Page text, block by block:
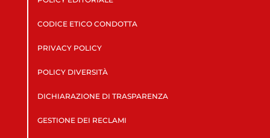
CODICE ETICO CONDOTTA
PRIVACY POLICY
POLICY DIVERSITÀ
DICHIARAZIONE DI TRASPARENZA
GESTIONE DEI RECLAMI